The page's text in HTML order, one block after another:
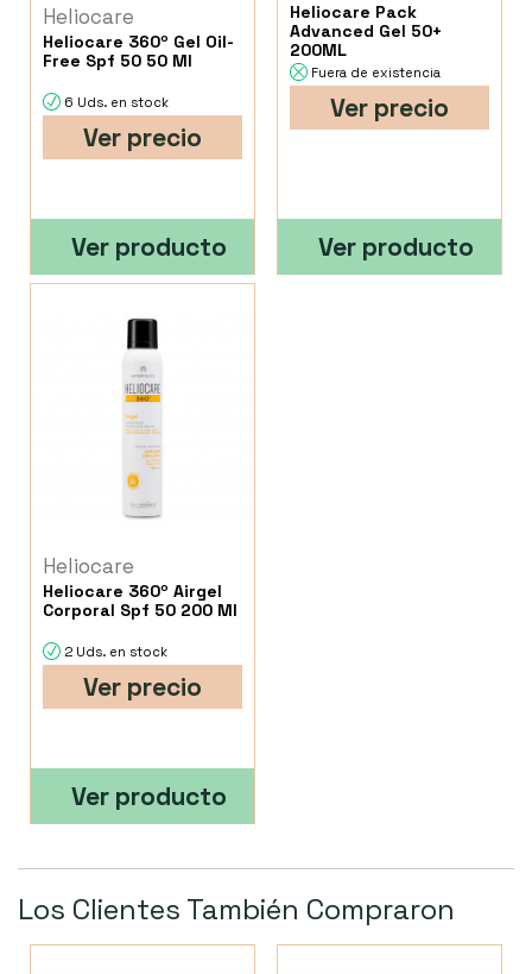
Heliocare
Heliocare 360º Gel Oil-
Free Spf 50 50 Ml
6 Uds. en stock
Ver precio
Ver producto
Heliocare Pack
Advanced Gel 50+
200ML
Fuera de existencia
Ver precio
Ver producto
Heliocare
Heliocare 360º Airgel
Corporal Spf 50 200 Ml
2 Uds. en stock
Ver precio
Ver producto
Los Clientes También Compraron